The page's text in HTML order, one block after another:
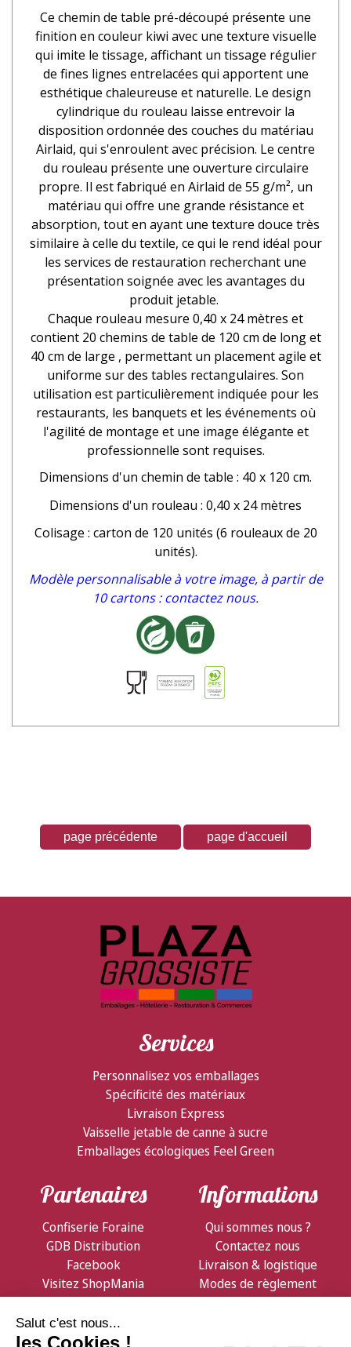
Ce chemin de table pré-découpé présente une
finition en couleur kiwi avec une texture visuelle
qui imite le tissage, affichant un tissage régulier
de fines lignes entrelacées qui apportent une
esthétique chaleureuse et naturelle. Le design
cylindrique du rouleau laisse entrevoir la
disposition ordonnée des couches du matériau
Airlaid, qui s'enroulent avec précision. Le centre
du rouleau présente une ouverture circulaire
propre. Il est fabriqué en Airlaid de 55 g/m², un
matériau qui offre une grande résistance et
absorption, tout en ayant une texture douce très
similaire à celle du textile, ce qui le rend idéal pour
les services de restauration recherchant une
présentation soignée avec les avantages du
produit jetable.
Chaque rouleau mesure 0,40 x 24 mètres et
contient 20 chemins de table de 120 cm de long et
40 cm de large , permettant un placement agile et
uniforme sur des tables rectangulaires. Son
utilisation est particulièrement indiquée pour les
restaurants, les banquets et les événements où
l'agilité de montage et une image élégante et
professionnelle sont requises.
Dimensions d'un chemin de table : 40 x 120 cm.
Dimensions d'un rouleau : 0,40 x 24 mètres
Colisage : carton de 120 unités (6 rouleaux de 20
unités).
Modèle personnalisable à votre image, à partir de
10 cartons : contactez nous.
Services
Personnalisez vos emballages
Spécificité des matériaux
Livraison Express
Vaisselle jetable de canne à sucre
Emballages écologiques Feel Green
Partenaires
Confiserie Foraine
GDB Distribution
Facebook
Visitez ShopMania
Informations
Qui sommes nous ?
Contactez nous
Livraison & logistique
Modes de règlement
Conditions de vente